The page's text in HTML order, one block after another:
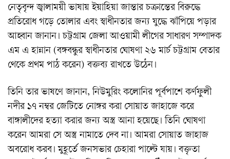
নেতৃবৃন্দ জ্বালাময়ী ভাষায় ইয়াহিয়া জান্তার চক্রান্তের বিরুদ্ধে
প্রতিরোধ গড়ে তোলার এবং স্বাধীনতার জন্য যুদ্ধে ঝাঁপিয়ে পড়ার
আহ্বান জানান। চট্টগ্রাম জেলা আওয়ামী লীগের সাধারণ সম্পাদক
এম এ হান্নান (বঙ্গবন্ধুর স্বাধীনতার ঘোষণা ২৬ মার্চ চট্টগ্রাম বেতার
থেকে প্রথম পাঠ করেন) বক্তব্য রাখতে উঠেন।
তিনি তার ভাষণে জানান, নিউমুরিং কলোনির পূর্বপাশে কর্ণফুলী
নদীর ১৭ নম্বর জেটিতে নোঙ্গর করা সোয়াত জাহাজে করে
বাঙ্গালীদের হত্যা করার জন্য অস্ত্র আনা হয়েছে। তিনি ঘোষণা
করেন আমরা সে অস্ত্র নামাতে দেব না। আমরা সোয়াত জাহাজ
অবরোধ করব। মুহূর্তে জনসভার চেহারা পাল্টে যায়। বক্তৃতা